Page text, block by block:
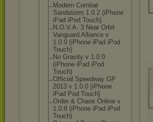
Modern Combat
Sandstorm 1.0.2 (iPhone
iPad iPod Touch)
N.O.V.A. 3 Near Orbit
Vanguard Alliance v
1.0.0 (iPhone iPad iPod
Touch)
No Gravity v 1.0.0
(iPhone iPad iPod
Touch)
Official Speedway GP
2013 v 1.0.0 [iPhone
iPad Pod Touch]
Order & Chaos Online v
1.0.8 (iPhone iPad iPod
Touch)